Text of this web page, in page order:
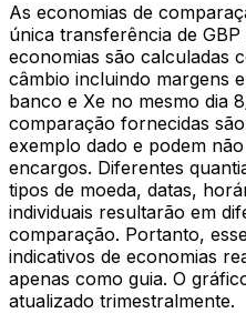
As economias de
única transferência de
economias são calculadas
câmbio incluindo margens
banco e Xe no mesmo dia
comparação fornecidas
exemplo dado e podem
encargos. Diferentes
tipos de moeda, datas,
individuais resultarão em
comparação. Portanto,
indicativos de economias
apenas como guia. O
atualizado trimestralmente.